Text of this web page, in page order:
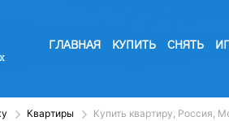
ГЛАВНАЯ КУПИТЬ СНЯТЬ
Квартиры Купить квартиру, Россия,